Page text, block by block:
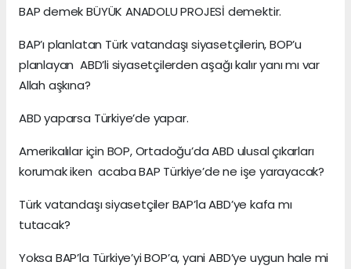
BAP demek BÜYÜK ANADOLU PROJESİ demektir.
BAP’ı planlatan Türk vatandaşı siyasetçilerin, BOP’u
planlayan ABD’li siyasetçilerden aşağı kalır yanı mı var
Allah aşkına?
ABD yaparsa Türkiye’de yapar.
Amerikalılar için BOP, Ortadoğu’da ABD ulusal çıkarları
korumak iken acaba BAP Türkiye’de ne işe yarayacak?
Türk vatandaşı siyasetçiler BAP’la ABD’ye kafa mı
tutacak?
Yoksa BAP’la Türkiye’yi BOP’a, yani ABD’ye uygun hale mi